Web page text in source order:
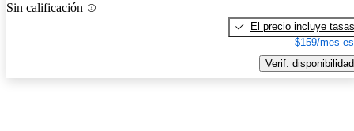
Sin calificación
El precio incluye tasas
$159/mes
Verif. disponibilidad